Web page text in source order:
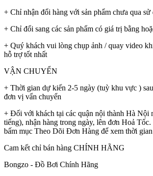
+ Chỉ nhận đổi hàng với sản phẩm chưa qua sử
+ Chỉ đổi sang các sản phẩm có giá trị bằng
+ Quý khách vui lòng chụp ảnh / quay video
hỗ trợ tốt nhất
VẬN CHUYỂN
+ Thời gian dự kiến 2-5 ngày (tuỳ khu vực )
đơn vị vẩn chuyển
+ Đối với khách tại các quận nội thành Hà Nội
tiếng), nhận hàng trong ngày, lên đơn Hoả
bấm mục Theo Dõi Đơn Hàng để xem thời
Cam kết chỉ bán hàng CHÍNH HÃNG
Bongzo - Đồ Bơi Chính Hãng